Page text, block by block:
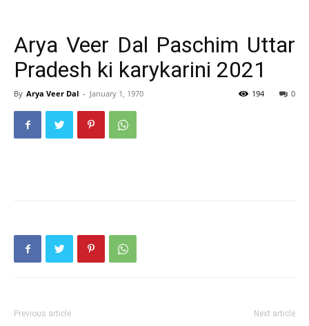
Arya Veer Dal Paschim Uttar
Pradesh ki karykarini 2021
By Arya Veer Dal - January 1, 1970 0
194
Previous article Next article